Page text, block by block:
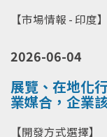
【市場情報 - 印度】
2026-06-04
展覽、在地化
業媒合，企業
【開發方式選擇】